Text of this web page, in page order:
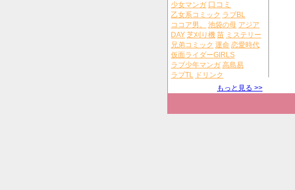
少女マンガ 口コミ
乙女系コミック ラブBL
ココア男。
池袋の母 アジア
DAY 芝刈り機 苗 ミステリー
兄弟コミック 運命 恋愛時代
仮面ライダーGIRLS
ラブ少年マンガ 高島易
ラブTL ドリンク
もっと見る >>